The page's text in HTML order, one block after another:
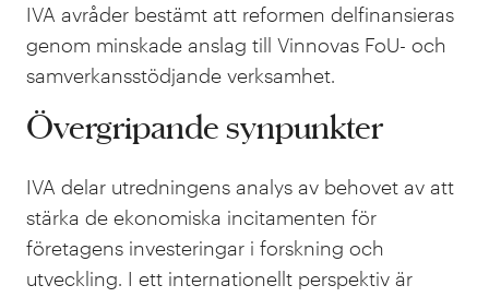
IVA avråder bestämt att reformen delfinansieras
genom minskade anslag till Vinnovas FoU- och
samverkansstödjande verksamhet.
Övergripande synpunkter
IVA delar utredningens analys av behovet av att
stärka de ekonomiska incitamenten för
företagens investeringar i forskning och
utveckling. I ett internationellt perspektiv är